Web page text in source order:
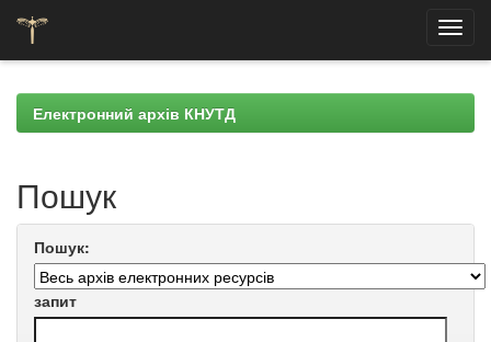
navigationЕлектронний архів КНУТД
Пошук
Пошук:
запит